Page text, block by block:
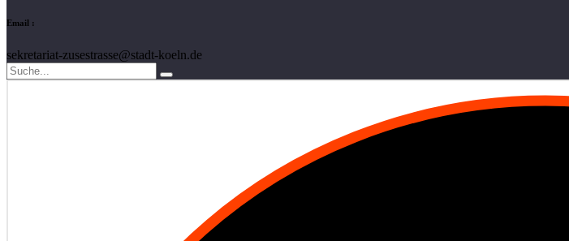
Email :
sekretariat-zusestrasse@stadt-koeln.de